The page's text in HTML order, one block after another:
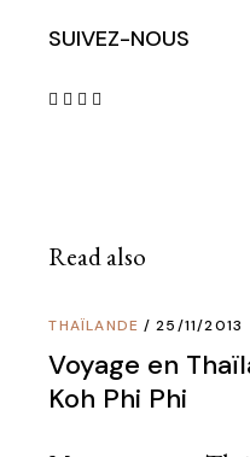
SUIVEZ-NOUS
Read also
THAÏLANDE 25/11/2013
Voyage en
Koh Phi Phi